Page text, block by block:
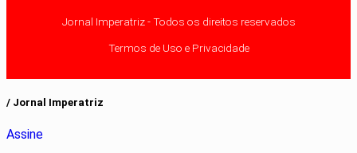
Jornal Imperatriz - Todos os direitos reservados
Termos de Uso e Privacidade
/ Jornal Imperatriz
Assine